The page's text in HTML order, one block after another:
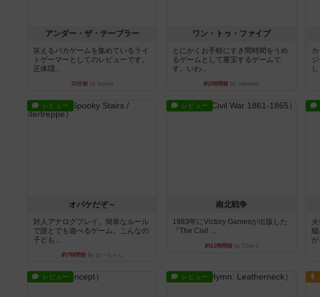
アンダー・ザ・テーブラー
笑えるバカゲームを集めているライ
トゲーマーとしてのレビューです。
正体隠...
32分前 by toyota
ワン・トゥ・ファイブ
とにかくお手軽にすき間時間をうめ
るゲームとして重宝するゲームで
す。いわ...
約2時間前 by nabekoh
レビュー
オバケだぞ～
対人アナログプレイ。簡単なルール
で誰とでも遊べるゲーム。こんなの
子ども...
約7時間前 by おーちゃん
レビュー
南北戦争
1983年にVictory Gamesが出版した
『The Civil ...
約11時間前by Chaco
縦
レビュー レビュー